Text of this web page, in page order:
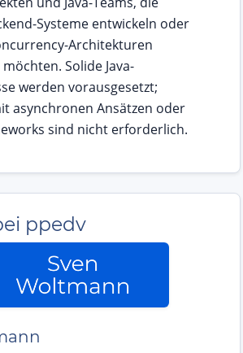
Systeme entwickeln oder
Architekturen
Solide Java-
werden vorausgesetzt;
asynchronen Ansätzen oder
sind nicht erforderlich.
ppedv